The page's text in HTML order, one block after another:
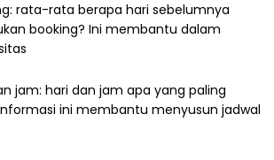
rata-rata berapa hari sebelumnya
booking? Ini membantu dalam
jam: hari dan jam apa yang paling
ini membantu menyusun jadwal